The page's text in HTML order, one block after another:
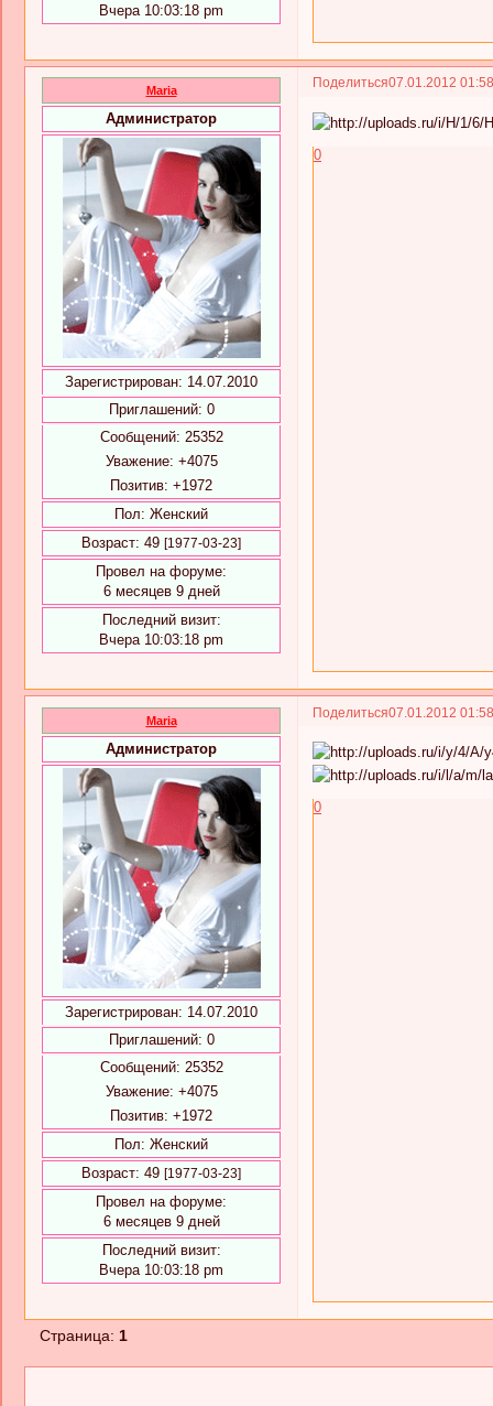
Вчера 10:03:18 pm
Поделиться07.01.2012
Maria
Администратор
Зарегистрирован: 14.07.2010
Приглашений: 0
Сообщений: 25352
Уважение: +4075
Позитив: +1972
Пол: Женский
Возраст: 49 [1977-03-23]
Провел на форуме:
6 месяцев 9 дней
Последний визит:
Вчера 10:03:18 pm
0
Поделиться07.01.2012
Maria
Администратор
Зарегистрирован: 14.07.2010
Приглашений: 0
Сообщений: 25352
Уважение: +4075
Позитив: +1972
Пол: Женский
Возраст: 49 [1977-03-23]
Провел на форуме:
6 месяцев 9 дней
Последний визит:
Вчера 10:03:18 pm
0
Страница: 1